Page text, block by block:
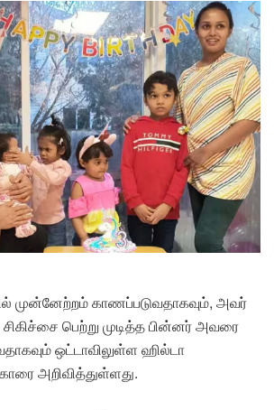
முன்னேற்றம் காணப்படுவதாகவும், அவர்
பெற்று முடித்த பின்னர் அவரை
ஒட்டாவிலுள்ள ஹில்டா
அறிவித்துள்ளது.